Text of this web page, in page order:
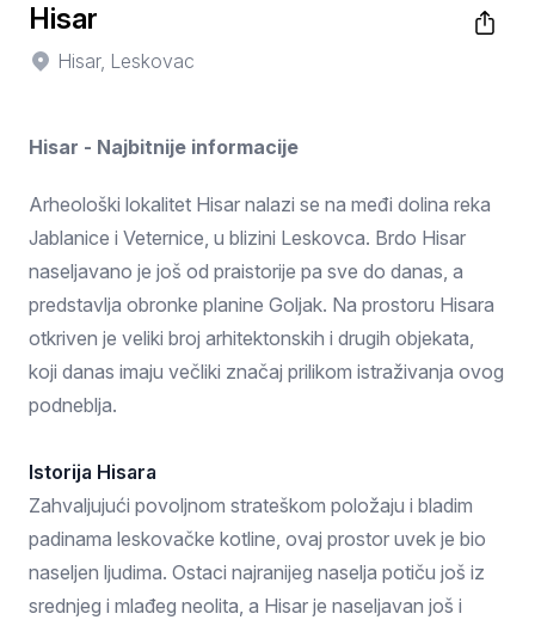
Hisar
Hisar, Leskovac
Hisar - Najbitnije informacije
Arheološki lokalitet Hisar nalazi se na međi dolina reka
Jablanice i Veternice, u blizini Leskovca. Brdo Hisar
naseljavano je još od praistorije pa sve do danas, a
predstavlja obronke planine Goljak. Na prostoru Hisara
otkriven je veliki broj arhitektonskih i drugih objekata,
koji danas imaju večliki značaj prilikom istraživanja ovog
podneblja.
Istorija Hisara
Zahvaljujući povoljnom strateškom položaju i bladim
padinama leskovačke kotline, ovaj prostor uvek je bio
naseljen ljudima. Ostaci najranijeg naselja potiču još iz
srednjeg i mlađeg neolita, a Hisar je naseljavan još i